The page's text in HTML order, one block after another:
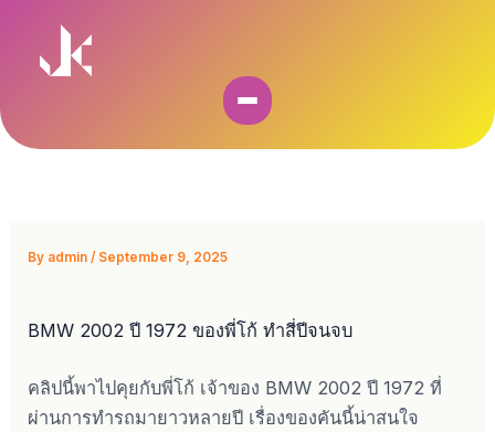
content
By admin/ September 9, 2025
BMW 2002 ปี 1972 ของพี่โก้ ทำสี่ปีจนจบ
คลิปนี้พาไปคุยกับพี่โก้ เจ้าของ BMW 2002 ปี 1972 ที่
ผ่านการทำรถมายาวหลายปี เรื่องของคันนี้น่าสนใจ